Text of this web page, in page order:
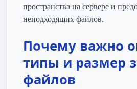
пространства на сервере и
неподходящих файлов.
Почему важно
типы и размер
файлов